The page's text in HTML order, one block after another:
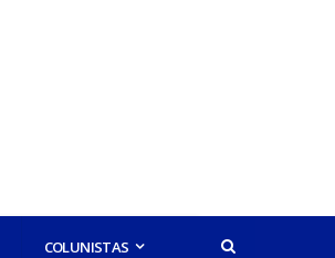
COLUNISTAS